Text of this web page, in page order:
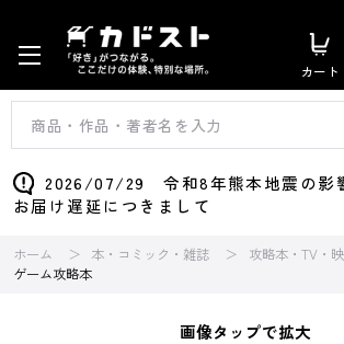
カート
2026/07/29 令和8年熊本地震の影
お届け遅延につきまして
ホーム 本・コミック・雑誌
攻略本・TV・
ゲーム攻略本
画像タップで拡大